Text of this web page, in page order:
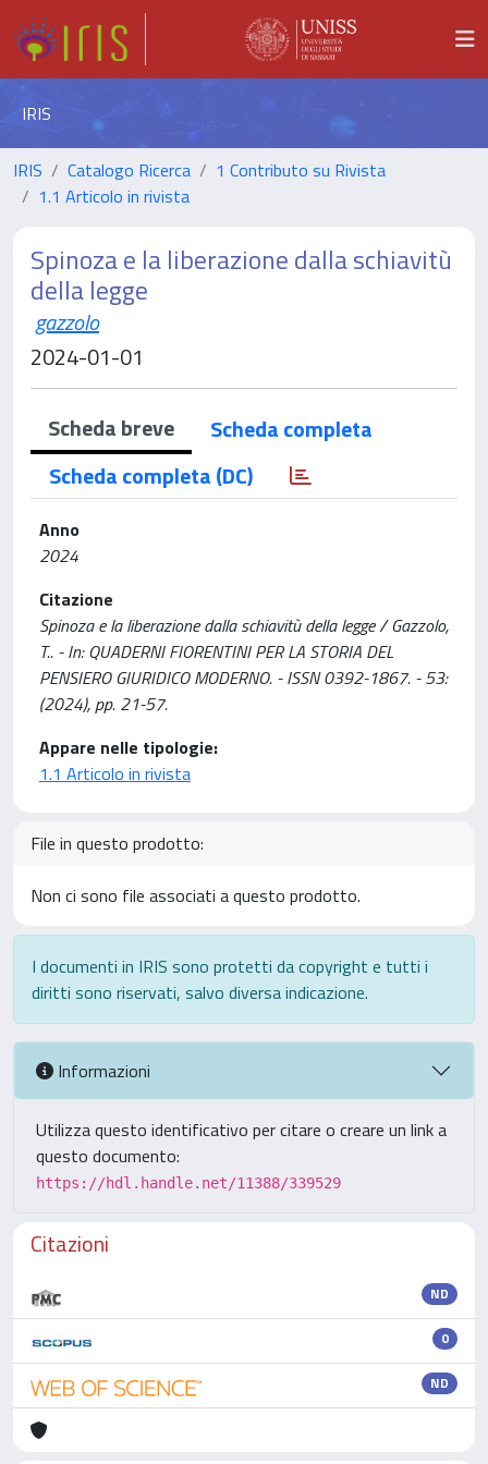
IRIS
IRIS Catalogo Ricerca
1 Contributo su Rivista
1.1 Articolo in rivista
Spinoza e la liberazione dalla schiavitù
della legge
gazzolo
2024-01-01
Scheda breve
Scheda completa
Scheda completa (DC)
Anno
2024
Citazione
Spinoza e la liberazione dalla schiavitù della legge / Gazzolo,
T.. - In: QUADERNI FIORENTINI PER LA STORIA DEL
PENSIERO GIURIDICO MODERNO. - ISSN 0392-1867. - 53:
(2024), pp. 21-57.
Appare nelle tipologie:
1.1 Articolo in rivista
File in questo prodotto:
Non ci sono file associati a questo prodotto.
I documenti in IRIS sono protetti da copyright e tutti i
diritti sono riservati, salvo diversa indicazione.
Informazioni
Utilizza questo identificativo per citare o creare un link a
questo documento:
https://hdl.handle.net/11388/339529
Citazioni
ND
0
ND